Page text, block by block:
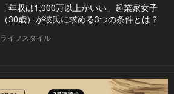
「年収は1,000万以上がいい」起業家女子
（30歳）が彼氏に求める3つの条件とは？
ライフスタイル